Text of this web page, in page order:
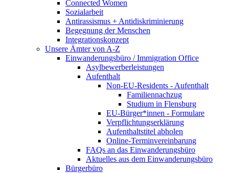
Connected Women
Sozialarbeit
Antirassismus + Antidiskriminierung
Begegnung der Menschen
Integrationskonzept
Unsere Ämter von A-Z
Einwanderungsbüro / Immigration Office
Asylbewerberleistungen
Aufenthalt
Non-EU-Residents - Aufenthalt
Familiennachzug
Studium in Flensburg
EU-Bürger*innen - Formulare
Verpflichtungserklärung
Aufenthaltstitel abholen
Online-Terminvereinbarung
FAQs an das Einwanderungsbüro
Aktuelles aus dem Einwanderungsbüro
Bürgerbüro